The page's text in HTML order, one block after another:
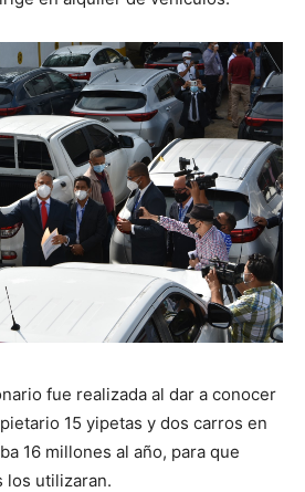
fue realizada al dar a conocer
15 yipetas y dos carros en
16 millones al año, para que
los utilizaran.